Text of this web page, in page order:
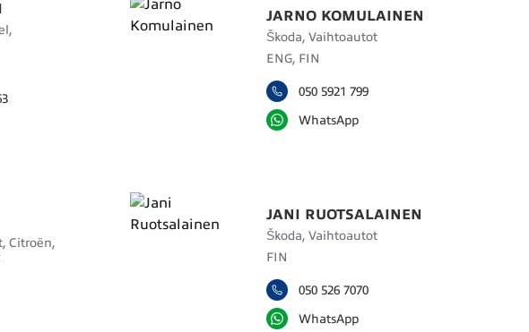
JARNO KOMULAINEN
Škoda, Vaihtoautot
ENG, FIN
050 5921 799
WhatsApp
Citroën,
JANI RUOTSALAINEN
Škoda, Vaihtoautot
FIN
050 526 7070
WhatsApp